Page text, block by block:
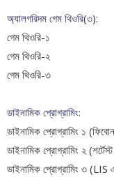
অ্যালগরিদম গেম থিওরি(৩):
গেম থিওরি-১
গেম থিওরি-২
গেম থিওরি-৩
ডাইনামিক প্রোগ্রামিং:
ডাইনামিক প্রোগ্রামিং ১
ডাইনামিক প্রোগ্রামিং ২
ডাইনামিক প্রোগ্রামিং ৩ (LIS